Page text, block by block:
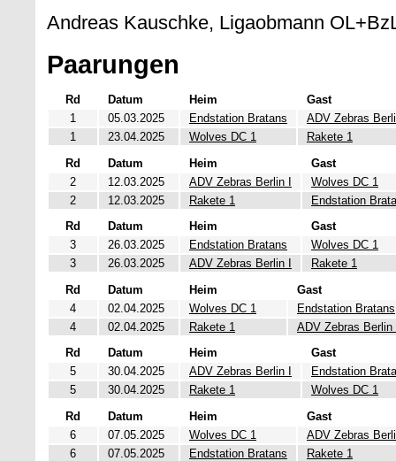
Andreas Kauschke, Ligaobmann
Paarungen
Rd Datum Heim
Gast
1
05.03.2025 Endstation Bratans
ADV Zebras
1
23.04.2025 Wolves DC 1
Rakete 1
Rd
Datum Heim
Gast
2
12.03.2025 ADV Zebras Berlin I
Wolves DC 1
2
12.03.2025 Rakete 1
Endstation
Rd
Datum Heim
Gast
3
26.03.2025 Endstation Bratans
Wolves DC 1
3
26.03.2025 ADV Zebras Berlin I
Rakete 1
Rd
Datum Heim
Gast
4
02.04.2025 Wolves DC 1
Endstation Bratans
4
02.04.2025 Rakete 1
ADV Zebras Berlin
Rd
Datum Heim
Gast
5
30.04.2025 ADV Zebras Berlin I
Endstation
5
30.04.2025 Rakete 1
Wolves DC 1
Rd
Datum Heim
Gast
6
07.05.2025 Wolves DC 1
ADV Zebras
6
07.05.2025 Endstation Bratans Rakete 1